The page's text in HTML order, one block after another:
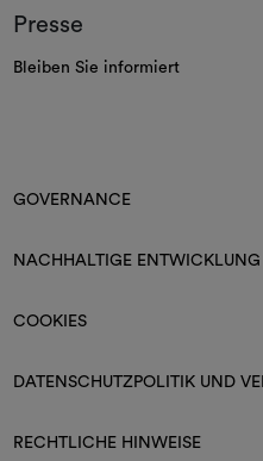
Presse
Bleiben Sie informiert
GOVERNANCE
NACHHALTIGE ENTWICKLUNG
COOKIES
DATENSCHUTZPOLITIK UND
RECHTLICHE HINWEISE